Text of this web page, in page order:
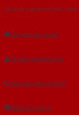
Với kinh nghiệm nhiêu năm
Âu.Chúng tôi tự tin là nhà
Gửi yêu cầu tư vấn
Tải báo giá tổng hợp
Yêu cầu gọi lại (3 phút)
Dành cho đại lý